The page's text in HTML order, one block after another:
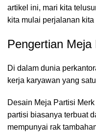
artikel ini, mari kita
kita mulai perjalanan
Pengertian
Di dalam dunia
kerja karyawan yang
Desain Meja Partisi
partisi biasanya terbuat
mempunyai rak